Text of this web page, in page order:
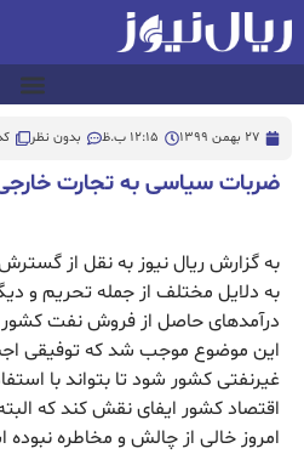
27 بهمن 1399 12:15 ب.ظ بدون نظر
ضربات سیاسی به تجارت
به گزارش ریال نیوز به نقل از
به دلایل مختلف از جمله تحریم و
درآمدهای حاصل از فروش نفت
این موضوع موجب شد که توفیقی
غیرنفتی کشور شود تا بتواند با
اقتصاد کشور ایفای نقش کند که
امروز خالی از چالش و مخاطره